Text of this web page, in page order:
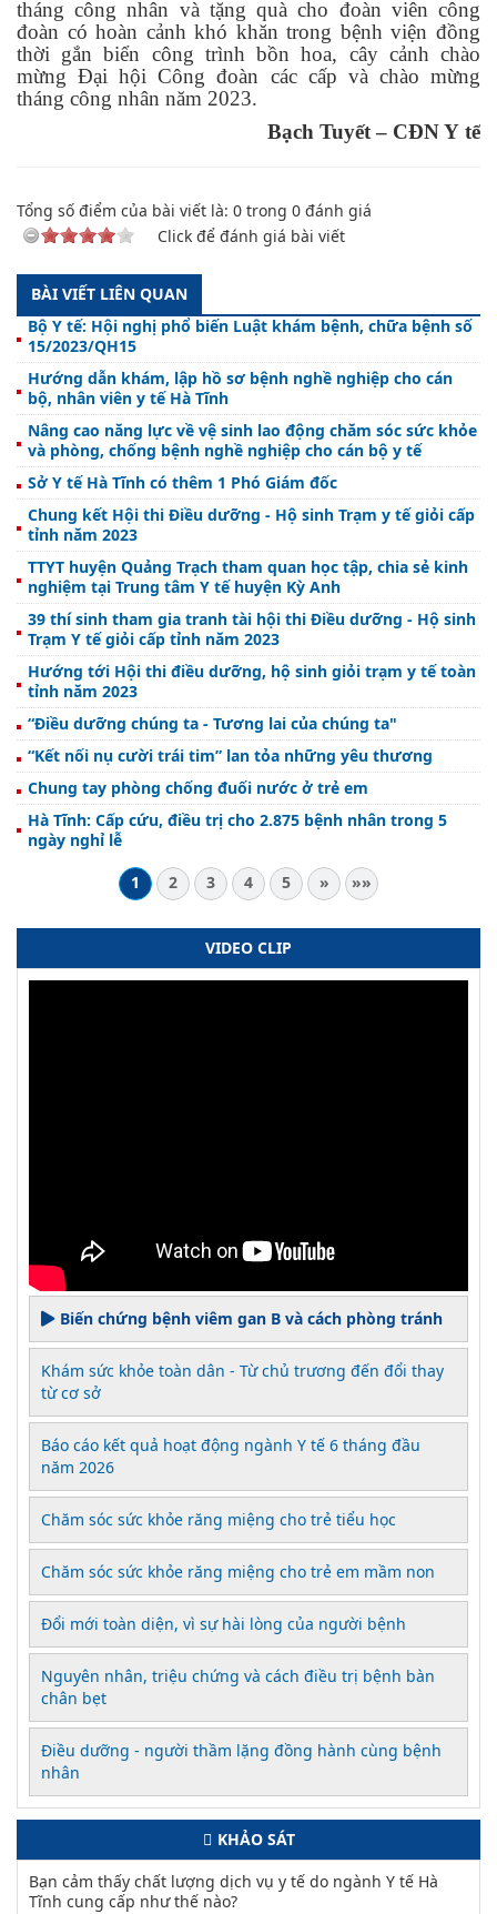
tháng công nhân và tặng quà cho đoàn viên công
đoàn có hoàn cảnh khó khăn trong bệnh viện đồng
thời gắn biển công trình bồn hoa, cây cảnh chào
mừng Đại hội Công đoàn các cấp và chào mừng
tháng công nhân năm 2023.
Bạch Tuyết – CĐN Y tế
Tổng số điểm của bài viết là: 0 trong 0 đánh giá
Click để đánh giá bài viết
BÀI VIẾT LIÊN QUAN
Bộ Y tế: Hội nghị phổ biến Luật khám bệnh, chữa bệnh số
15/2023/QH15
Hướng dẫn khám, lập hồ sơ bệnh nghề nghiệp cho cán
bộ, nhân viên y tế Hà Tĩnh
Nâng cao năng lực về vệ sinh lao động chăm sóc sức khỏe
và phòng, chống bệnh nghề nghiệp cho cán bộ y tế
Sở Y tế Hà Tĩnh có thêm 1 Phó Giám đốc
Chung kết Hội thi Điều dưỡng - Hộ sinh Trạm y tế giỏi cấp
tỉnh năm 2023
TTYT huyện Quảng Trạch tham quan học tập, chia sẻ kinh
nghiệm tại Trung tâm Y tế huyện Kỳ Anh
39 thí sinh tham gia tranh tài hội thi Điều dưỡng - Hộ sinh
Trạm Y tế giỏi cấp tỉnh năm 2023
Hướng tới Hội thi điều dưỡng, hộ sinh giỏi trạm y tế toàn
tỉnh năm 2023
“Điều dưỡng chúng ta - Tương lai của chúng ta"
“Kết nối nụ cười trái tim” lan tỏa những yêu thương
Chung tay phòng chống đuối nước ở trẻ em
Hà Tĩnh: Cấp cứu, điều trị cho 2.875 bệnh nhân trong 5
ngày nghỉ lễ
1
2 3 4 5 » »»
VIDEO CLIP
Biến chứng bệnh viêm gan B và cách phòng tránh
Khám sức khỏe toàn dân - Từ chủ trương đến đổi thay
từ cơ sở
Báo cáo kết quả hoạt động ngành Y tế 6 tháng đầu
năm 2026
Chăm sóc sức khỏe răng miệng cho trẻ tiểu học
Chăm sóc sức khỏe răng miệng cho trẻ em mầm non
Đổi mới toàn diện, vì sự hài lòng của người bệnh
Nguyên nhân, triệu chứng và cách điều trị bệnh bàn
chân bẹt
Điều dưỡng - người thầm lặng đồng hành cùng bệnh
nhân
KHẢO SÁT
Bạn cảm thấy chất lượng dịch vụ y tế do ngành Y tế Hà
Tĩnh cung cấp như thế nào?